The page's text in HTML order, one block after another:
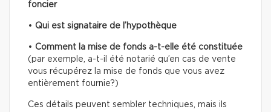
foncier
• Qui est signataire de l’hypothèque
• Comment la mise de fonds a-t-elle été constituée
(par exemple, a-t-il été notarié qu’en cas de vente
vous récupérez la mise de fonds que vous avez
entièrement fournie?)
Ces détails peuvent sembler techniques, mais ils